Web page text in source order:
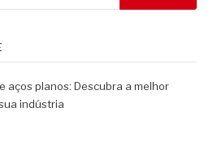
aços planos: Descubra a melhor
indústria